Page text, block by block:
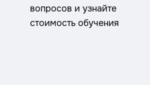
вопросов и узнайте
стоимость обучения